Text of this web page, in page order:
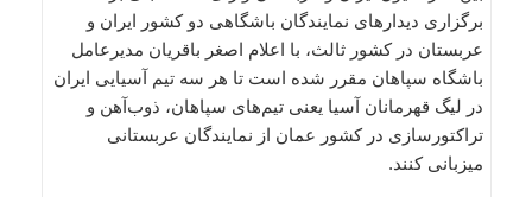
برگزاری دیدارهای نمایندگان باشگاهی دو کشور ایران و
عربستان در کشور ثالث، با اعلام اصغر باقریان مدیرعامل
باشگاه سپاهان مقرر شده است تا هر سه تیم آسیایی ایران
در لیگ قهرمانان آسیا یعنی تیم‌های سپاهان، ذوب‌آهن و
تراکتورسازی در کشور عمان از نمایندگان عربستانی
میزبانی کنند.